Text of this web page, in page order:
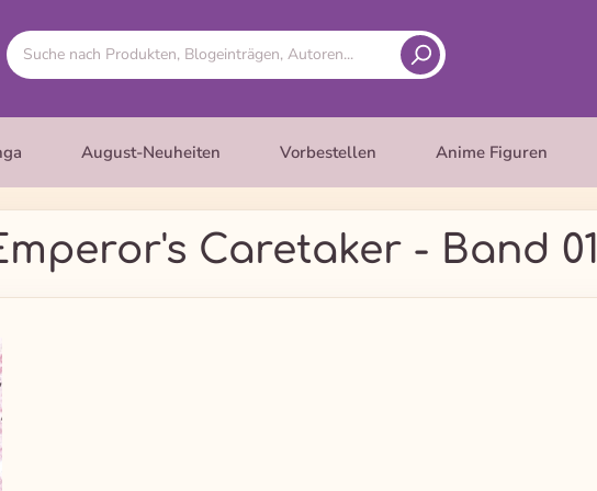
August-Neuheiten Vorbestellen Anime Figuren
Caretaker - Band 01